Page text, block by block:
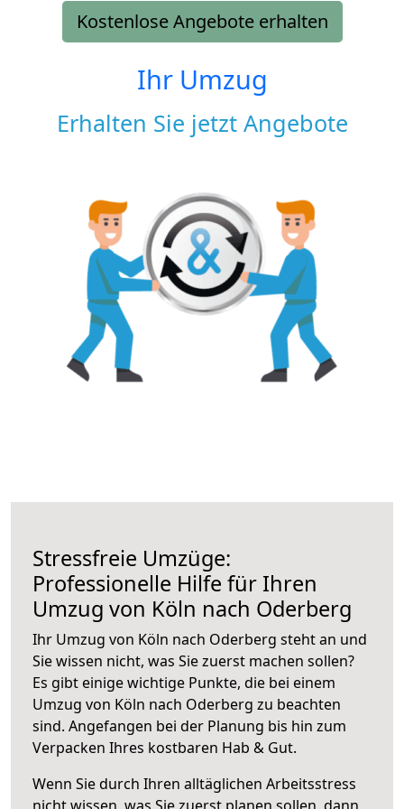
Kostenlose Angebote erhalten
Ihr Umzug
Erhalten Sie jetzt Angebote
Stressfreie Umzüge:
Professionelle Hilfe für Ihren
Umzug von Köln nach Oderberg
Ihr Umzug von Köln nach Oderberg steht an und
Sie wissen nicht, was Sie zuerst machen sollen?
Es gibt einige wichtige Punkte, die bei einem
Umzug von Köln nach Oderberg zu beachten
sind. Angefangen bei der Planung bis hin zum
Verpacken Ihres kostbaren Hab & Gut.
Wenn Sie durch Ihren alltäglichen Arbeitsstress